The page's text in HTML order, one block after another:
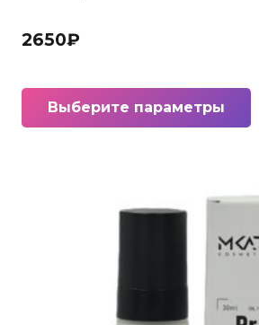
2650₽
Выберите параметры